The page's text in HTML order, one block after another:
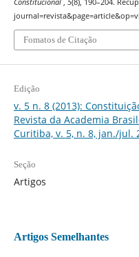
Constitucional , 5(8), 190–204.
Fomatos de Citação
Edição
v. 5 n. 8 (2013):
Revista da Academia
Curitiba, v. 5, n. 8, jan./jul.
Seção
Artigos
Artigos Semelhantes